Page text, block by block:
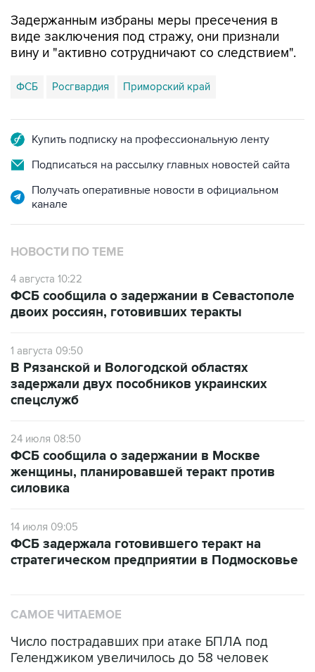
Задержанным избраны меры пресечения в
виде заключения под стражу, они признали
вину и "активно сотрудничают со следствием".
ФСБ Росгвардия Приморский край
Купить подписку на профессиональную ленту
Подписаться на рассылку главных новостей сайта
Получать оперативные новости в официальном
канале
НОВОСТИ ПО ТЕМЕ
4 августа 10:22
ФСБ сообщила о задержании в Севастополе
двоих россиян, готовивших теракты
1 августа 09:50
В Рязанской и Вологодской областях
задержали двух пособников украинских
спецслужб
24 июля 08:50
ФСБ сообщила о задержании в Москве
женщины, планировавшей теракт против
силовика
14 июля 09:05
ФСБ задержала готовившего теракт на
стратегическом предприятии в Подмосковье
САМОЕ ЧИТАЕМОЕ
Число пострадавших при атаке БПЛА под
Геленджиком увеличилось до 58 человек